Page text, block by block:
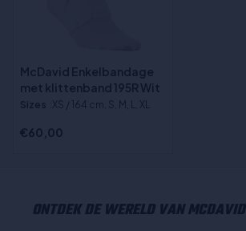
McDavid Enkelbandage
met klittenband 195R Wit
Sizes :XS / 164 cm, S, M, L, XL
€60,00
ONTDEK DE WERELD VAN MCDAVID